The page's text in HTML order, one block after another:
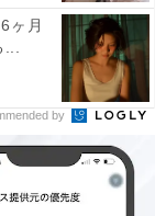
ヶ月
by